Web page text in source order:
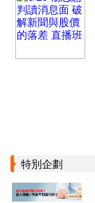
特別企劃